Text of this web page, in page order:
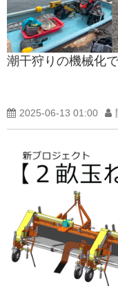
潮干狩りの機械化
2025-06-13 01:00